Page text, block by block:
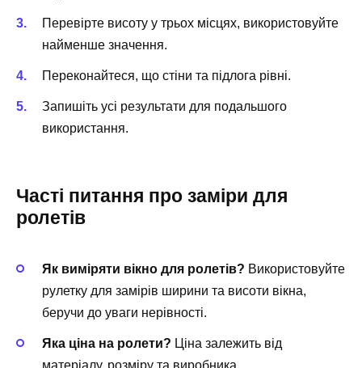
Перевірте висоту у трьох місцях, використовуйте
найменше значення.
Переконайтеся, що стіни та підлога рівні.
Запишіть усі результати для подальшого
використання.
Часті питання про заміри для
ролетів
Як виміряти вікно для ролетів? Використовуйте
рулетку для замірів ширини та висоти вікна,
беручи до уваги нерівності.
Яка ціна на ролети? Ціна залежить від
матеріалу, розміру та виробника.